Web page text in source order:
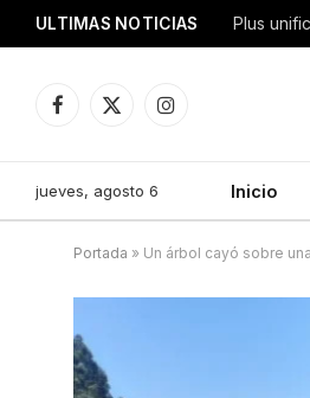
ULTIMAS NOTICIAS
Facebook
X
Instagram
jueves, agosto 6 Inicio
Portada » Un árbol cayó sobre